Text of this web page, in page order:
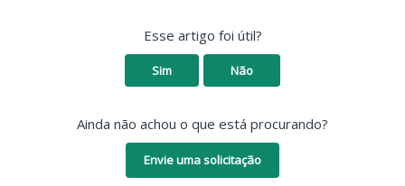
Esse artigo foi útil?
Sim Não
Ainda não achou o que está procurando?
Envie uma solicitação